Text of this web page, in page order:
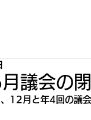
議会の
12月と年4回の議会